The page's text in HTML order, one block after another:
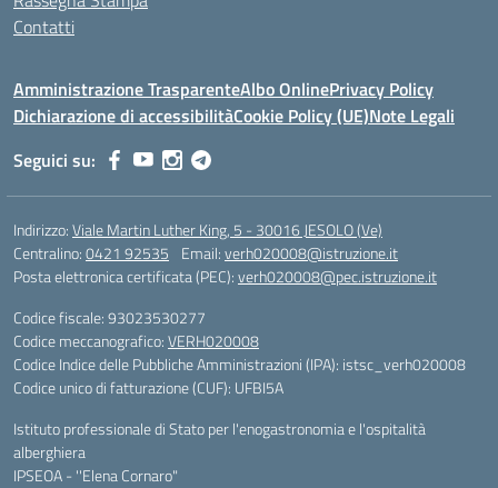
Contatti
Amministrazione TrasparenteAlbo OnlinePrivacy Policy
Dichiarazione di accessibilitàCookie Policy (UE)Note Legali
Seguici su:
Indirizzo:Viale Martin Luther King, 5 - 30016 JESOLO (Ve)
Centralino:0421 92535 Email:verh020008@istruzione.it
Posta elettronica certificata (PEC):verh020008@pec.istruzione.it
Codice fiscale: 93023530277
Codice meccanografico:VERH020008
Codice Indice delle Pubbliche Amministrazioni (IPA): istsc_verh020008
Codice unico di fatturazione (CUF): UFBI5A
Istituto professionale di Stato per l'enogastronomia e l'ospitalità
alberghiera
IPSEOA - ''Elena Cornaro"